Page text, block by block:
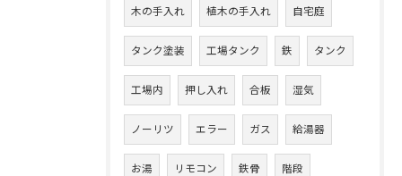
木の手入れ 植木の手入れ 自宅庭
タンク塗装 工場タンク 鉄 タンク
工場内 押し入れ 合板 湿気
ノーリツ エラー ガス 給湯器
お湯 リモコン 鉄骨 階段